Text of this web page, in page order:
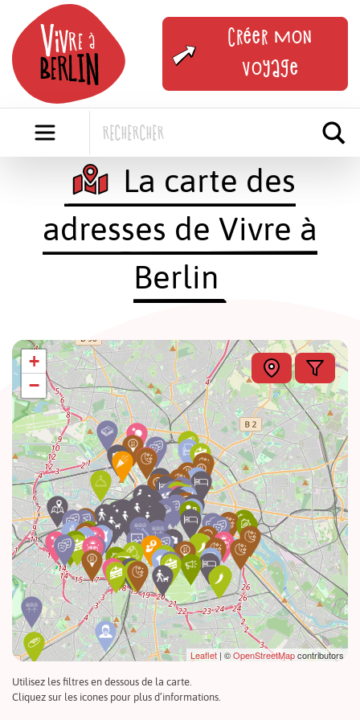
content
Créer mon
voyage
La carte des
adresses de Vivre à
Berlin
+
−
Leaflet | ©OpenStreetMapcontributors
Utilisez les filtres en dessous de la carte.
Cliquez sur les icones pour plus d’informations.